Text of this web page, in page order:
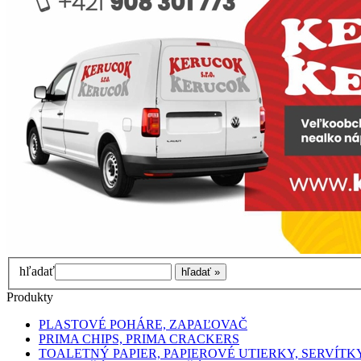
hľadať
Produkty
PLASTOVÉ POHÁRE, ZAPAĽOVAČ
PRIMA CHIPS, PRIMA CRACKERS
TOALETNÝ PAPIER, PAPIEROVÉ UTIERKY,